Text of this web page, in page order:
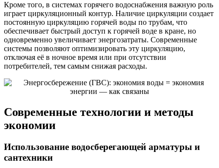
Кроме того, в системах горячего водоснабжения важную роль
играет циркуляционный контур. Наличие циркуляции создает
постоянную циркуляцию горячей воды по трубам, что
обеспечивает быстрый доступ к горячей воде в кране, но
одновременно увеличивает энергозатраты. Современные
системы позволяют оптимизировать эту циркуляцию,
отключая её в ночное время или при отсутствии
потребителей, тем самым снижая расходы.
Современные технологии и методы
экономии
Использование водосберегающей арматуры и
сантехники